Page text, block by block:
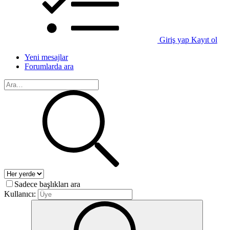
Giriş yap Kayıt ol
Yeni mesajlar
Forumlarda ara
Sadece başlıkları ara
Kullanıcı: